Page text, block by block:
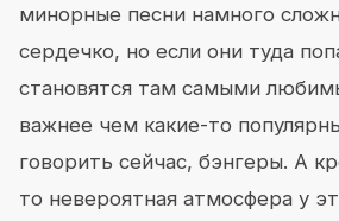
минорные песни намного
сердечко, но если они туда
становятся там самыми
важнее чем какие-то
говорить сейчас, бэнгеры. А
то невероятная атмосфера у